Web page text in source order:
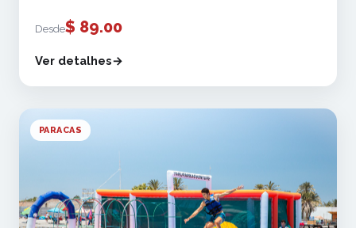
Desde$ 89.00
Ver detalhes
PARACAS